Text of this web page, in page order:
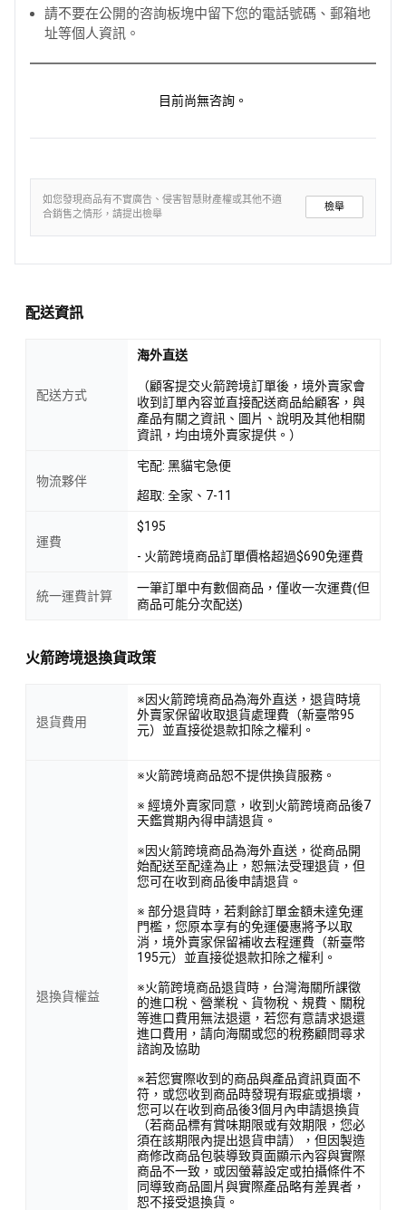
在開關時播放有趣的旋律，車廂內部還精心設計了風景圖案，
符合孩子的視角，充滿趣味。此外，火車還設有寬敞的儲物空
間，方便孩子收納玩具，讓孩子在玩樂的同時學習整理和收納
請不要在公開的咨詢板塊中留下您的電話號碼、郵箱地
址等個人資訊。
目前尚無咨詢。
如您發現商品有不實廣告、侵害智慧財產權或其他不適
合銷售之情形，請提出檢舉
檢舉
配送資訊
配送方式
海外直送
（顧客提交火箭跨境訂單後，境外賣家會
收到訂單內容並直接配送商品給顧客，與
產品有關之資訊、圖片、說明及其他相關
資訊，均由境外賣家提供。）
物流夥伴
宅配: 黑貓宅急便
超取: 全家、7-11
運費
$195
- 火箭跨境商品訂單價格超過$690免運費
統一運費計算
一筆訂單中有數個商品，僅收一次運費(但
商品可能分次配送)
火箭跨境退換貨政策
退貨費用
※因火箭跨境商品為海外直送，退貨時境
外賣家保留收取退貨處理費（新臺幣95
元）並直接從退款扣除之權利。
退換貨權益
※火箭跨境商品恕不提供換貨服務。
※ 經境外賣家同意，收到火箭跨境商品後7
天鑑賞期內得申請退貨。
※因火箭跨境商品為海外直送，從商品開
始配送至配達為止，恕無法受理退貨，但
您可在收到商品後申請退貨。
※ 部分退貨時，若剩餘訂單金額未達免運
門檻，您原本享有的免運優惠將予以取
消，境外賣家保留補收去程運費（新臺幣
195元）並直接從退款扣除之權利。
※火箭跨境商品退貨時，台灣海關所課徵
的進口稅、營業稅、貨物稅、規費、關稅
等進口費用無法退還，若您有意請求退還
進口費用，請向海關或您的稅務顧問尋求
諮詢及協助
※若您實際收到的商品與產品資訊頁面不
符，或您收到商品時發現有瑕疵或損壞，
您可以在收到商品後3個月內申請退換貨
（若商品標有賞味期限或有效期限，您必
須在該期限內提出退貨申請），但因製造
商修改商品包裝導致頁面顯示內容與實際
商品不一致，或因螢幕設定或拍攝條件不
同導致商品圖片與實際產品略有差異者，
恕不接受退換貨。